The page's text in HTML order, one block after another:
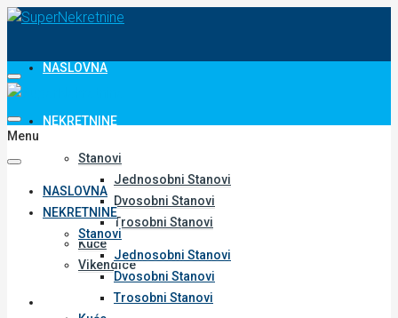
NASLOVNA
NEKRETNINE
Stanovi
Jednosobni Stanovi
Dvosobni Stanovi
Trosobni Stanovi
Kuće
Vikendice
MAPA NEKRETNINA
Menu
NASLOVNA
NEKRETNINE
Stanovi
Jednosobni Stanovi
Dvosobni Stanovi
Trosobni Stanovi